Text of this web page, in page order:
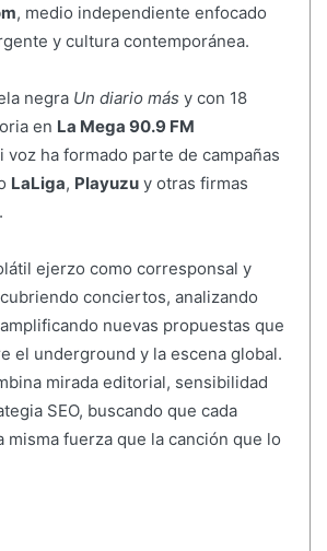
, medio independiente enfocado
y cultura contemporánea.
negra Un diario más y con 18
en La Mega 90.9 FM
voz ha formado parte de campañas
LaLiga, Playuzuy otras firmas
ejerzo como corresponsal y
conciertos, analizando
nuevas propuestas que
el underground y la escena global.
mirada editorial, sensibilidad
SEO, buscando que cada
misma fuerza que la canción que lo